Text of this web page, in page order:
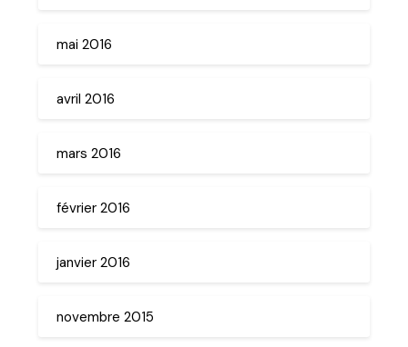
mai 2016
avril 2016
mars 2016
février 2016
janvier 2016
novembre 2015